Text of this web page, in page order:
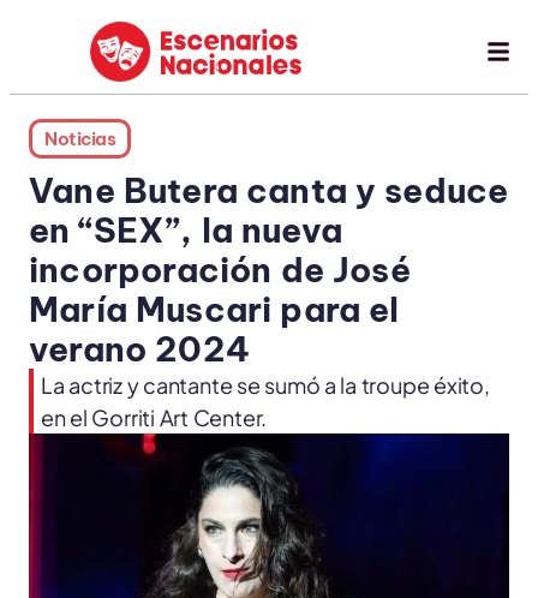
Noticias
Vane Butera canta y seduce
en “SEX”, la nueva
incorporación de José
María Muscari para el
verano 2024
La actriz y cantante se sumó a la troupe éxito,
en el Gorriti Art Center.